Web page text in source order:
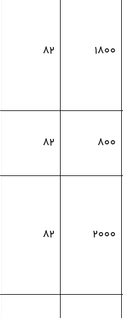
۱۸۰۰ ۸۲
۸۰۰ ۸۲
۲۰۰۰ ۸۲